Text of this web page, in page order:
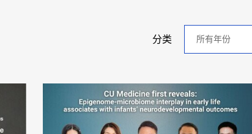
分类
类